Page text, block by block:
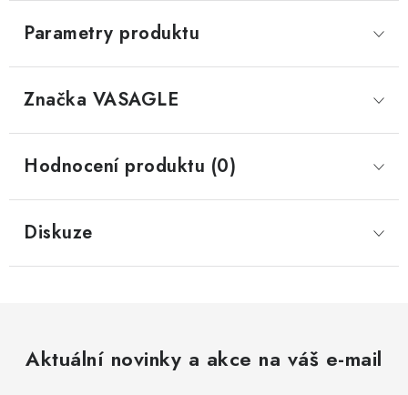
Parametry produktu
Značka VASAGLE
Hodnocení produktu (0)
Diskuze
Aktuální novinky a akce na váš e-mail